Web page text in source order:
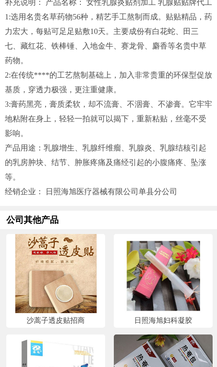
补充说明： 产品名称： 女性乳腺炎贴剂加工 乳腺贴贴牌代工
1:选用名贵名草药物56种，精艺手工熬制而成。贴贴精品，药
力宏大，每贴可足足贴敷10天。主要成份有白花蛇、田三
七、藏红花、铁棒锤、入地金牛、赛龙骨、麝香等名贵中草
药物。
2:在传统****的工艺熬制基础上，加入非常贵重的环保型促放
基质，穿透力极强，更注重健康。
3:膏药黑亮，膏质柔软，却不流膏、不洇膏、不渗膏。它牢牢
地粘附在身上，轻轻一拍就可以揭下，重新粘贴，丝毫不受
影响。
产品用途：乳腺增生、乳腺纤维瘤、乳腺炎、乳腺结核引起
的乳房肿块、结节、肿胀疼痛及痛经引起的小腹痛疼、坠涨
等。
经销企业： 日照海旭医疗器械有限公司单县分公司
公司其他产品
沙蒿子透皮贴招商 日照海旭妇科凝胶